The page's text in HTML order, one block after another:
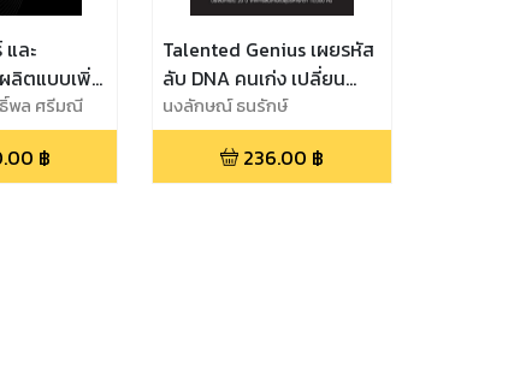
และ
ลิตแบบเพิ่ม
งานทันต
ธิ์พล ศรีมณี
฿
Talented Genius เผยรหัส
ลับ DNA คนเก่ง เปลี่ยน
ตนเองสู่ยอดมนุษย์ Hi-Po
นงลักษณ์ ธนรักษ์
236.00 ฿